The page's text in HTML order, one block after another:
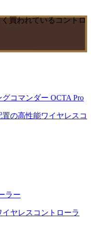
買われているコントロ
コマンダー OCTA Pro
の高性能ワイヤレスコ
ラー
ヤレスコントローラ